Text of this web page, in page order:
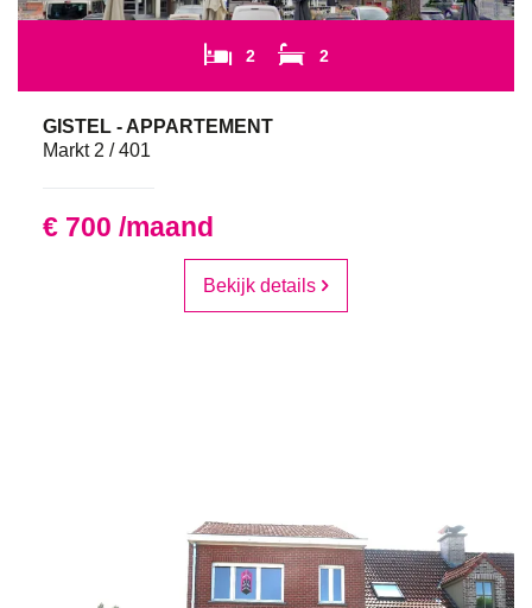
2 2
GISTEL - APPARTEMENT
Markt 2 / 401
€ 700 /maand
Bekijk details